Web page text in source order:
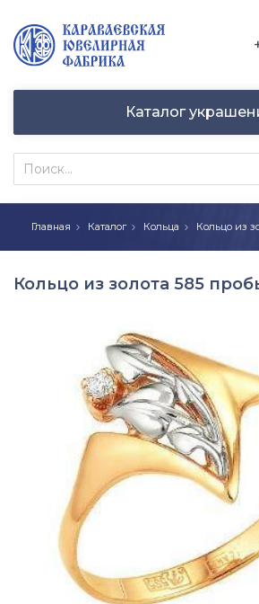
Каталог
Главная Каталог Кольца Кольцо из
Кольцо из золота 585